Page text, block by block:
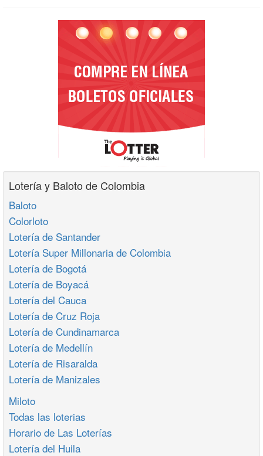
Lotería y Baloto de Colombia
Baloto
Colorloto
Lotería de Santander
Lotería Super Millonaria de Colombia
Lotería de Bogotá
Lotería de Boyacá
Lotería del Cauca
Lotería de Cruz Roja
Lotería de Cundinamarca
Lotería de Medellín
Lotería de Risaralda
Lotería de Manizales
Miloto
Todas las loterias
Horario de Las Loterías
Lotería del Huila